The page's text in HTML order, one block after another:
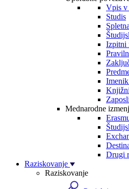
Vpis v
Studis
Izpitni
Mednarodne
Drugi
Raziskovanje
Raziskovanje